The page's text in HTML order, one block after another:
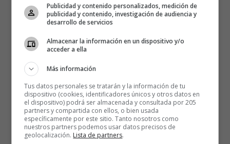
Publicidad y contenido personalizados, medición de
publicidad y contenido, investigación de audiencia y
desarrollo de servicios
Almacenar la información en un dispositivo y/o
acceder a ella
Más información
Tus datos personales se tratarán y la información de tu
dispositivo (cookies, identificadores únicos y otros datos en
el dispositivo) podrá ser almacenada y consultada por 205
partners y compartida con ellos, o bien usada
específicamente por este sitio. Tanto nosotros como
nuestros partners podemos usar datos precisos de
geolocalización. Lista de partners.